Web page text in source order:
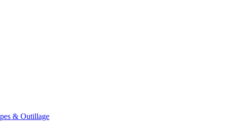
& Outillage